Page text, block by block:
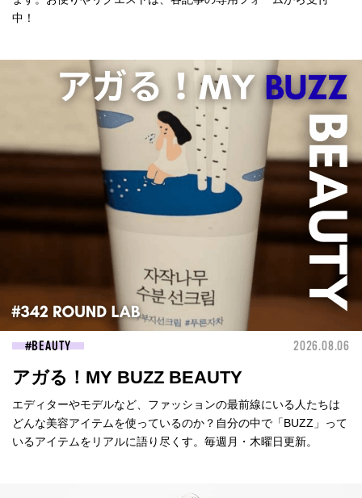
中！
BEAUTY 2026.08.06
アガる！MY BUZZ BEAUTY
エディターやモデルなど、ファッションの最前線にいる人たちは
どんな美容アイテムを使っているのか？自分の中で「BUZZ」って
いるアイテムをリアルに語り尽くす。毎週月・木曜日更新。